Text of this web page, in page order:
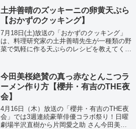
土井善晴のズッキーニの卵黄天ぷら
【おかずのクッキング】
7月18日(土)放送の「おかずのクッキング」
は、料理研究家の土井善晴先生が一種類の野
菜で気軽に作る天ぷらのレシピを教えてくれ
という一品です。
今田美桜絶賛の真っ赤なとんこつラ
ーメン作り方【櫻井・有吉のTHE夜
会】
4月16日（木）放送の「櫻井・有吉のTHE夜
会」では3週連続豪華俳優コラボ祭り！日曜
劇場半沢直樹から片岡愛之助 さん今田美桜